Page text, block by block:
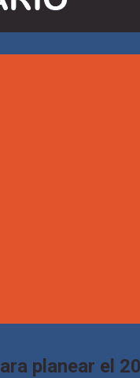
planear el